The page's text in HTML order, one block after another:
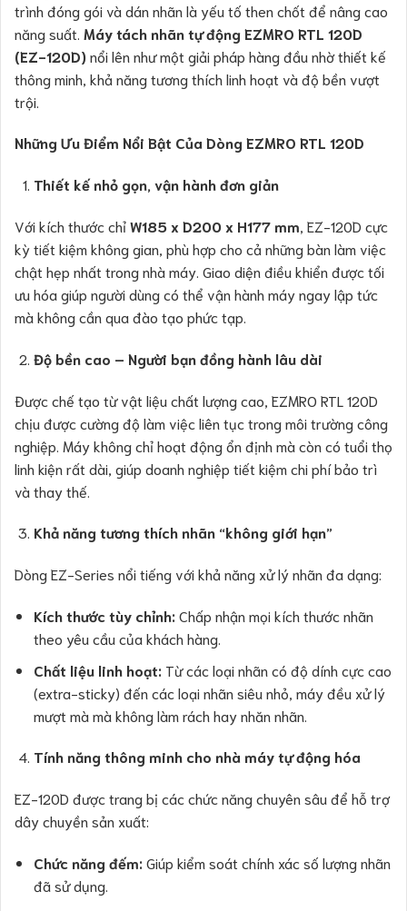
trình đóng gói và dán nhãn là yếu tố then chốt để nâng cao
năng suất. Máy tách nhãn tự động EZMRO RTL 120D
(EZ-120D) nổi lên như một giải pháp hàng đầu nhờ thiết kế
thông minh, khả năng tương thích linh hoạt và độ bền vượt
trội.
Những Ưu Điểm Nổi Bật Của Dòng EZMRO RTL 120D
Thiết kế nhỏ gọn, vận hành đơn giản
Với kích thước chỉW185 x D200 x H177 mm , EZ-120D cực
kỳ tiết kiệm không gian, phù hợp cho cả những bàn làm việc
chật hẹp nhất trong nhà máy. Giao diện điều khiển được tối
ưu hóa giúp người dùng có thể vận hành máy ngay lập tức
mà không cần qua đào tạo phức tạp.
Độ bền cao – Người bạn đồng hành lâu dài
Được chế tạo từ vật liệu chất lượng cao, EZMRO RTL 120D
chịu được cường độ làm việc liên tục trong môi trường công
nghiệp. Máy không chỉ hoạt động ổn định mà còn có tuổi thọ
linh kiện rất dài, giúp doanh nghiệp tiết kiệm chi phí bảo trì
và thay thế.
Khả năng tương thích nhãn “không giới hạn”
Dòng EZ-Series nổi tiếng với khả năng xử lý nhãn đa dạng:
Kích thước tùy chỉnh: Chấp nhận mọi kích thước nhãn
theo yêu cầu của khách hàng.
Chất liệu linh hoạt: Từ các loại nhãn có độ dính cực cao
(extra-sticky) đến các loại nhãn siêu nhỏ, máy đều xử lý
mượt mà mà không làm rách hay nhăn nhãn.
Tính năng thông minh cho nhà máy tự động hóa
EZ-120D được trang bị các chức năng chuyên sâu để hỗ trợ
dây chuyền sản xuất:
Chức năng đếm: Giúp kiểm soát chính xác số lượng nhãn
đã sử dụng.